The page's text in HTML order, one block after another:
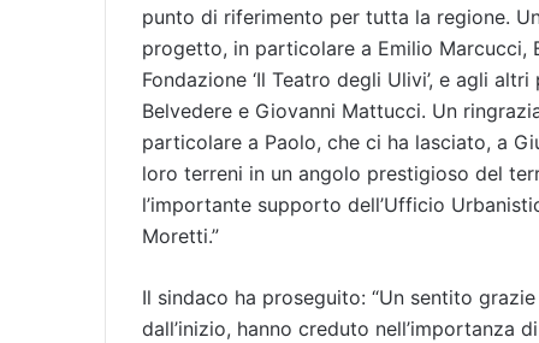
punto di riferimento per tutta la regione.
progetto, in particolare a Emilio
Fondazione ‘Il Teatro degli Ulivi’, e agli
Belvedere e Giovanni Mattucci. Un
particolare a Paolo, che ci ha lasciato, a
loro terreni in un angolo prestigioso del
l’importante supporto dell’Ufficio
Moretti.”
Il sindaco ha proseguito: “Un sentito
dall’inizio, hanno creduto nell’importanza